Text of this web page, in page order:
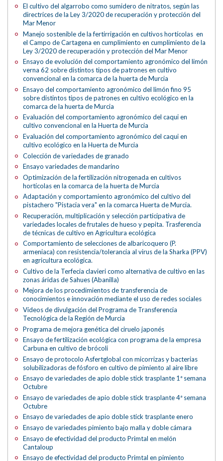
El cultivo del algarrobo como sumidero de nitratos, según las
directrices de la Ley 3/2020 de recuperación y protección del
Mar Menor
Manejo sostenible de la fertirrigación en cultivos hortícolas en
el Campo de Cartagena en cumplimiento en cumplimiento de la
Ley 3/2020 de recuperación y protección del Mar Menor
Ensayo de evolución del comportamiento agronómico del limón
verna 62 sobre distintos tipos de patrones en cultivo
convencional en la comarca de la huerta de Murcia
Ensayo del comportamiento agronómico del limón fino 95
sobre distintos tipos de patrones en cultivo ecológico en la
comarca de la huerta de Murcia
Evaluación del comportamiento agronómico del caqui en
cultivo convencional en la Huerta de Murcia
Evaluación del comportamiento agronómico del caqui en
cultivo ecológico en la Huerta de Murcia
Colección de variedades de granado
Ensayo variedades de mandarino
Optimización de la fertilización nitrogenada en cultivos
hortícolas en la comarca de la huerta de Murcia
Adaptación y comportamiento agronómico del cultivo del
pistachero "Pistacia vera" en la comarca Huerta de Murcia.
Recuperación, multiplicación y selección participativa de
variedades locales de frutales de hueso y pepita. Trasferencia
de técnicas de cultivo en Agricultura ecológica
Comportamiento de selecciones de albaricoquero (P.
armeniaca) con resistencia/tolerancia al virus de la Sharka (PPV)
en agricultura ecológica.
Cultivo de la Terfecia clavieri como alternativa de cultivo en las
zonas áridas de Sahues (Abanilla)
Mejora de los procedimientos de transferencia de
conocimientos e innovación mediante el uso de redes sociales
Vídeos de divulgación del Programa de Transferencia
Tecnológica de la Región de Murcia
Programa de mejora genética del ciruelo japonés
Ensayo de fertilización ecológica con programa de la empresa
Carbuna en cultivo de brócoli
Ensayo de protocolo Asfertglobal con micorrizas y bacterias
solubilizadoras de fósforo en cultivo de pimiento al aire libre
Ensayo de variedades de apio doble stick trasplante 1ª semana
Octubre
Ensayo de variedades de apio doble stick trasplante 4ª semana
Octubre
Ensayo de variedades de apio doble stick trasplante enero
Ensayo de variedades pimiento bajo malla y doble cámara
Ensayo de efectividad del producto Primtal en melón
Cantaloup
Ensayo de efectividad del producto Primtal en pimiento